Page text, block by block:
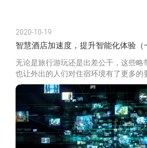
2020-10-19
智慧酒店加速度，提升智能化体验（
无论是旅行游玩还是出差公干，这些略
也让外出的人们对住宿环境有了更多的
宿到酒店，无论是风格还是性价比都各
形式上的美好